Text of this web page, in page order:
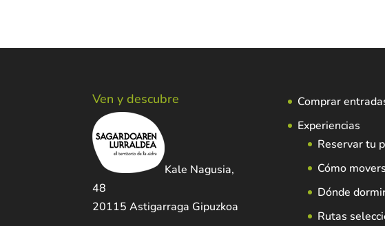
Ven y descubre
Kale Nagusia,
48
20115 Astigarraga Gipuzkoa
Comprar
Experiencias
Reservar tu
Cómo
Dónde
Rutas